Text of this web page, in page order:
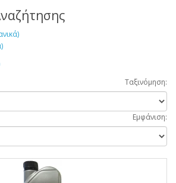
Ταξινόμηση:
Εμφάνιση: